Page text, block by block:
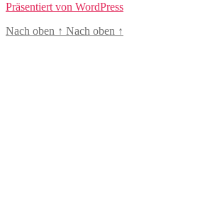
Präsentiert von WordPress
Nach oben ↑ Nach oben ↑